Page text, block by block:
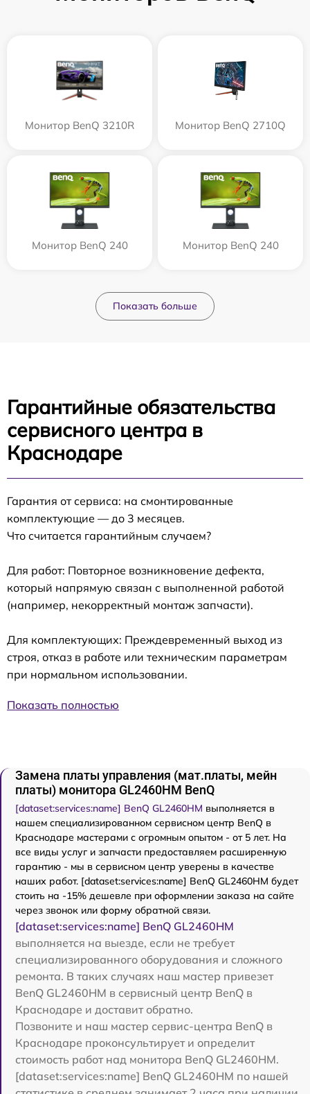
Монитор BenQ 3210R Монитор BenQ 2710Q
Монитор BenQ 240 Монитор BenQ 240
Показать больше
Гарантийные обязательства
сервисного центра в
Краснодаре
Гарантия от сервиса: на смонтированные
комплектующие — до 3 месяцев.
Что считается гарантийным случаем?
Для работ: Повторное возникновение дефекта,
который напрямую связан с выполненной работой
(например, некорректный монтаж запчасти).
Для комплектующих: Преждевременный выход из
строя, отказ в работе или техническим параметрам
при нормальном использовании.
Показать полностью
Замена платы управления (мат.платы, мейн
платы) монитора GL2460HM BenQ
[dataset:services:name] BenQ GL2460HM выполняется в
нашем специализированном сервисном центр BenQ в
Краснодаре мастерами с огромным опытом - от 5 лет. На
все виды услуг и запчасти предоставляем расширенную
гарантию - мы в сервисном центр уверены в качестве
наших работ. [dataset:services:name] BenQ GL2460HM будет
стоить на -15% дешевле при оформлении заказа на сайте
через звонок или форму обратной связи.
[dataset:services:name] BenQ GL2460HM
выполняется на выезде, если не требует
специализированного оборудования и сложного
ремонта. В таких случаях наш мастер привезет
BenQ GL2460HM в сервисный центр BenQ в
Краснодаре и доставит обратно.
Позвоните и наш мастер сервис-центра BenQ в
Краснодаре проконсультирует и определит
стоимость работ над монитора BenQ GL2460HM.
[dataset:services:name] BenQ GL2460HM по нашей